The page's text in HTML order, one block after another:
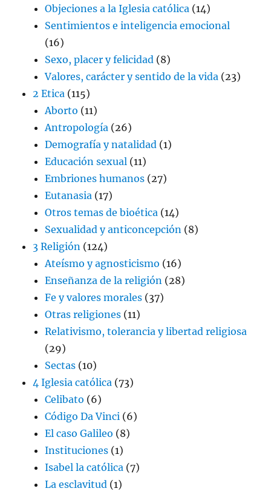
Objeciones a la Iglesia católica (14)
Sentimientos e inteligencia emocional
(16)
Sexo, placer y felicidad (8)
Valores, carácter y sentido de la vida (23)
2 Etica (115)
Aborto (11)
Antropología (26)
Demografía y natalidad (1)
Educación sexual (11)
Embriones humanos (27)
Eutanasia (17)
Otros temas de bioética (14)
Sexualidad y anticoncepción (8)
3 Religión (124)
Ateísmo y agnosticismo (16)
Enseñanza de la religión (28)
Fe y valores morales (37)
Otras religiones (11)
Relativismo, tolerancia y libertad religiosa
(29)
Sectas (10)
4 Iglesia católica (73)
Celibato (6)
Código Da Vinci (6)
El caso Galileo (8)
Instituciones (1)
Isabel la católica (7)
La esclavitud (1)